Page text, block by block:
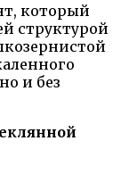
который
структурой
и без